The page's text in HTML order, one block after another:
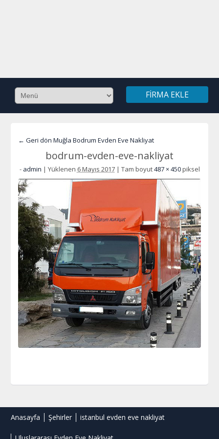
FIRMA EKLE
← Geri dön Muğla Bodrum Evden Eve Nakliyat
bodrum-evden-eve-nakliyat
- admin | Yüklenen 6 Mayıs 2017 | Tam boyut487 × 450piksel
Anasayfa Şehirler istanbul evden eve nakliyat